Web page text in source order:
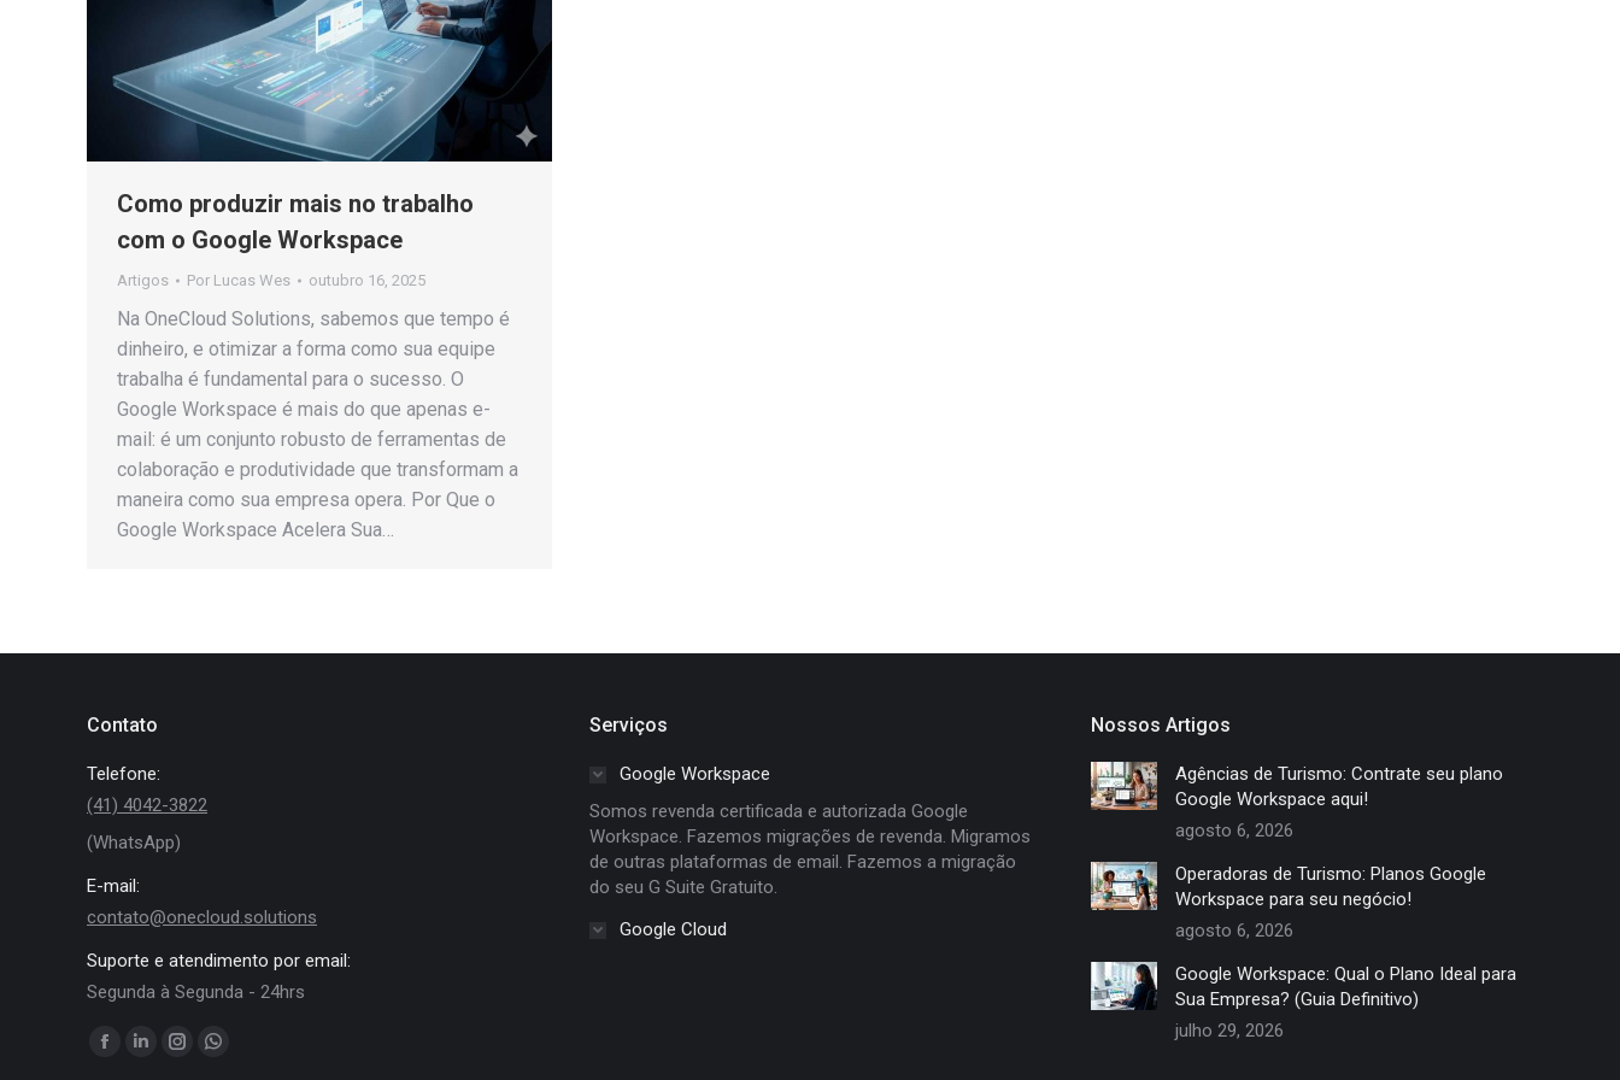
Como produzir mais no trabalho
com o Google Workspace
Artigos Por Lucas Wes outubro 16, 2025
Na OneCloud Solutions, sabemos que tempo é
dinheiro, e otimizar a forma como sua equipe
trabalha é fundamental para o sucesso. O
Google Workspace é mais do que apenas e-
mail: é um conjunto robusto de ferramentas de
colaboração e produtividade que transformam a
maneira como sua empresa opera. Por Que o
Google Workspace Acelera Sua…
Contato
Telefone:
(41) 4042-3822
(WhatsApp)
E-mail:
contato@onecloud.solutions
Suporte e atendimento por email:
Segunda à Segunda - 24hrs
Encontre-nos em:
Facebook
LinkedinInstagramWhatsapp
Serviços
Google Workspace
Somos revenda certificada e autorizada Google
Workspace. Fazemos migrações de revenda. Migramos
de outras plataformas de email. Fazemos a migração
do seu G Suite Gratuito.
Google Cloud
Nossos Artigos
Agências de Turismo: Contrate seu plano
Google Workspace aqui!
agosto 6, 2026
Operadoras de Turismo: Planos Google
Workspace para seu negócio!
agosto 6, 2026
Google Workspace: Qual o Plano Ideal para
Sua Empresa? (Guia Definitivo)
julho 29, 2026